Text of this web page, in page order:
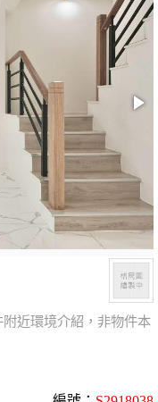
近環境介紹，非物件本